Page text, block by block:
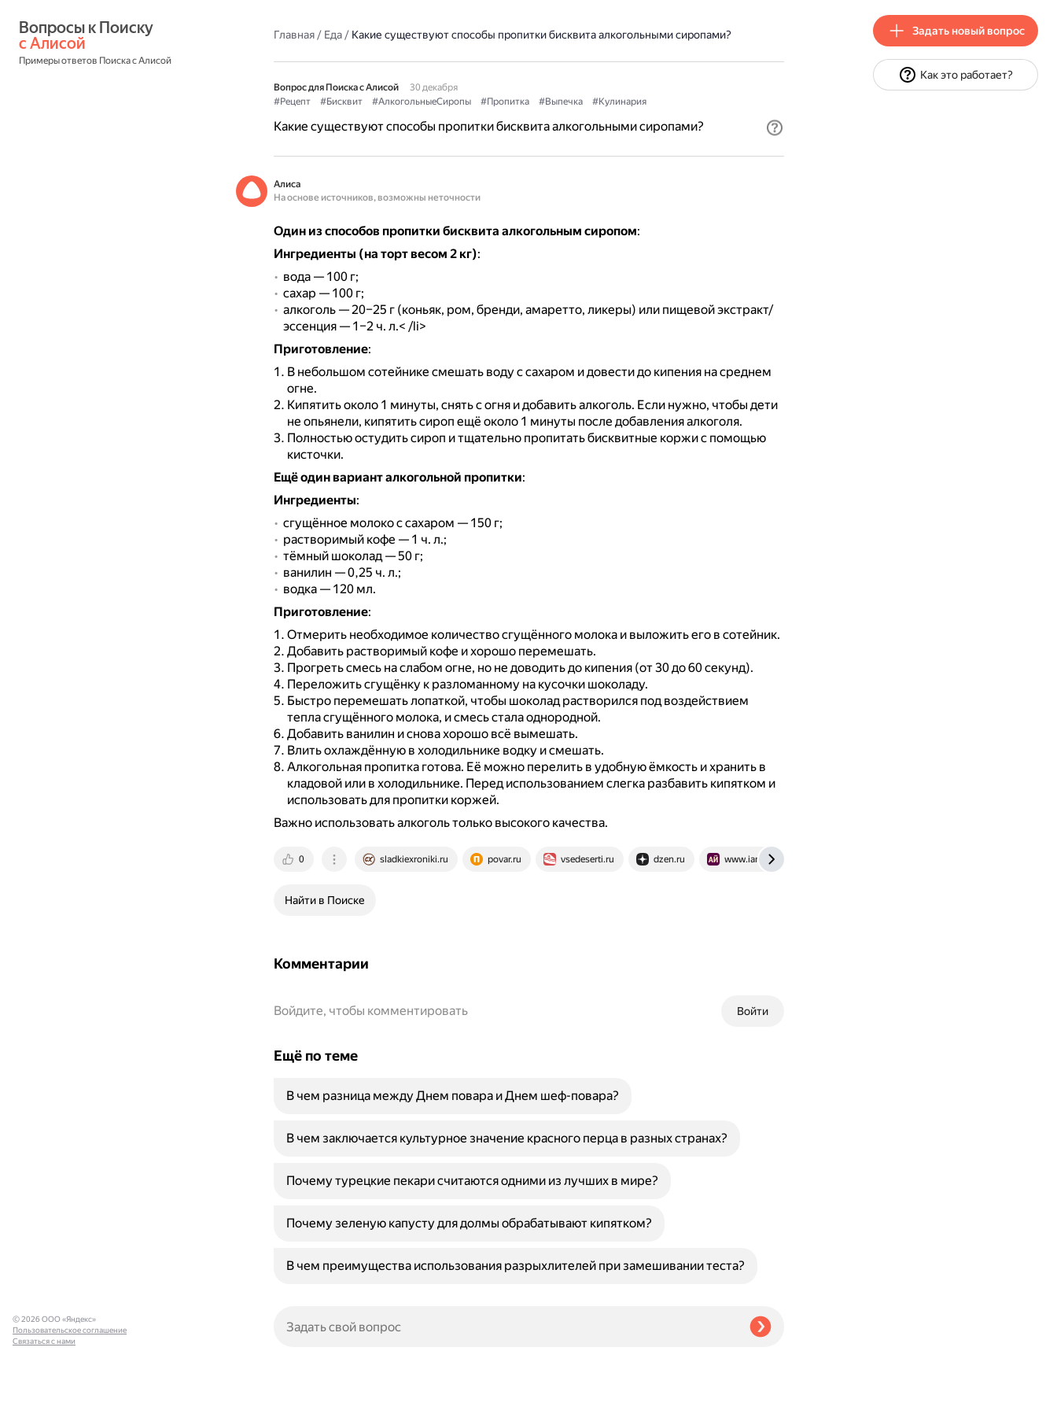
с Алисой
Примеры ответов Поиска с Алисой
Главная/ Еда/ Какие существуют способы пропитки бисквита алкогольными сиропами?
Вопрос для Поиска с Алисой
30 декабря
#Рецепт
#Бисквит #АлкогольныеСиропы #Пропитка #Выпечка #Кулинария
Какие существуют способы пропитки бисквита алкогольными сиропами?
Алиса
На основе источников, возможны неточности
Один из способов пропитки бисквита алкогольным сиропом:
Ингредиенты (на торт весом 2 кг):
вода — 100 г;
сахар — 100 г;
алкоголь — 20–25 г (коньяк, ром, бренди, амаретто, ликеры) или пищевой экстракт/
эссенция — 1–2 ч. л.< /li>
Приготовление:
В небольшом сотейнике смешать воду с сахаром и довести до кипения на среднем
огне.
Кипятить около 1 минуты, снять с огня и добавить алкоголь. Если нужно, чтобы дети
не опьянели, кипятить сироп ещё около 1 минуты после добавления алкоголя.
Полностью остудить сироп и тщательно пропитать бисквитные коржи с помощью
кисточки.
Ещё один вариант алкогольной пропитки:
Ингредиенты:
сгущённое молоко с сахаром — 150 г;
растворимый кофе — 1 ч. л.;
тёмный шоколад — 50 г;
ванилин — 0,25 ч. л.;
водка — 120 мл.
Приготовление:
Отмерить необходимое количество сгущённого молока и выложить его в сотейник.
Добавить растворимый кофе и хорошо перемешать.
Прогреть смесь на слабом огне, но не доводить до кипения (от 30 до 60 секунд).
Переложить сгущёнку к разломанному на кусочки шоколаду.
Быстро перемешать лопаткой, чтобы шоколад растворился под воздействием
тепла сгущённого молока, и смесь стала однородной.
Добавить ванилин и снова хорошо всё вымешать.
Влить охлаждённую в холодильнике водку и смешать.
Алкогольная пропитка готова. Её можно перелить в удобную ёмкость и хранить в
кладовой или в холодильнике. Перед использованием слегка разбавить кипятком и
использовать для пропитки коржей.
Важно использовать алкоголь только высокого качества.
0 sladkiexroniki.ru povar.ru vsedeserti.ru dzen.ru www.iamcook.ru
Найти в Поиске
Комментарии
Войти
Войдите, чтобы комментировать
Ещё по теме
В чем разница между Днем повара и Днем шеф-повара?
В чем заключается культурное значение красного перца в разных странах?
Почему турецкие пекари считаются одними из лучших в мире?
Почему зеленую капусту для долмы обрабатывают кипятком?
В чем преимущества использования разрыхлителей при замешивании теста?
© 2026 ООО «Яндекс»
Пользовательское соглашение
Связаться с нами
Задать новый вопрос
Как это работает?